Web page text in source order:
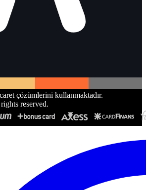
çözümlerini kullanmaktadır.
reserved.